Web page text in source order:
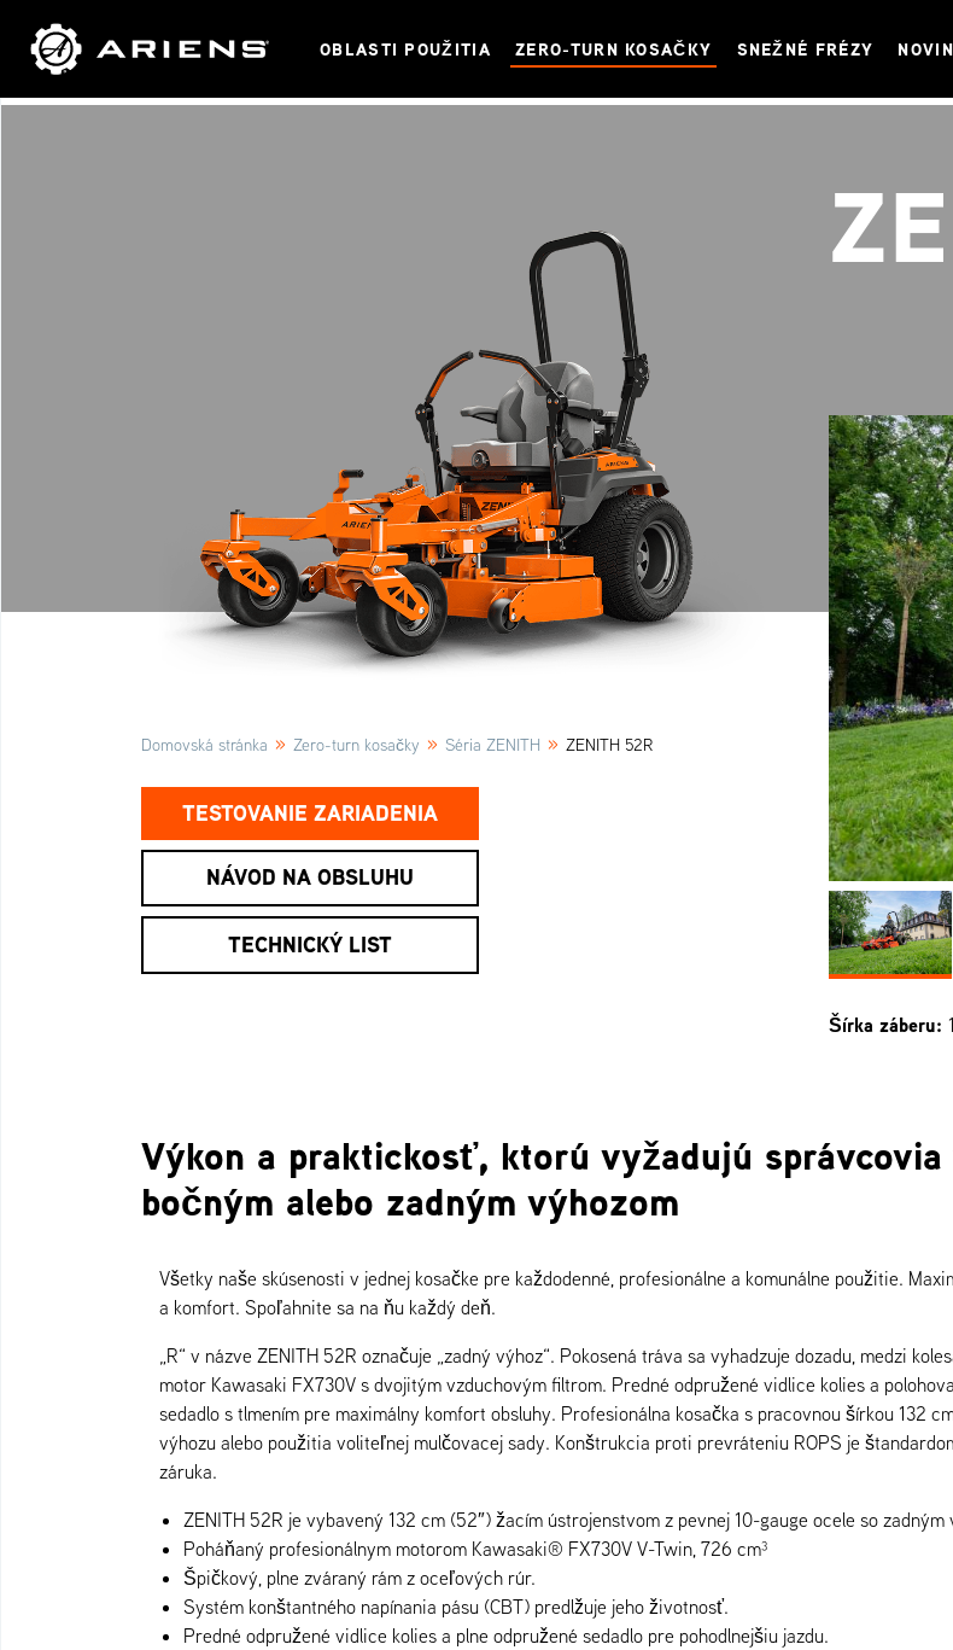
OBLASTI POUŽITIA ZERO-TURN KOSAČKY SNEŽNÉ FRÉZY
Domovská stránka » Zero-turn kosačky » Séria ZENITH » ZENITH 52R
TESTOVANIE ZARIADENIA
NÁVOD NA OBSLUHU
TECHNICKÝ LIST
Šírka záberu:
Výkon a praktickosť, ktorú vyžadujú
bočným alebo zadným výhozom
Všetky naše skúsenosti v jednej kosačke pre každodenné, profesionálne a komunálne použitie.
a komfort. Spoľahnite sa na ňu každý deň.
„R“ v názve ZENITH 52R označuje „zadný výhoz“. Pokosená tráva sa vyhadzuje dozadu, medzi
motor Kawasaki FX730V s dvojitým vzduchovým filtrom. Predné odpružené vidlice kolies a
sedadlo s tlmením pre maximálny komfort obsluhy. Profesionálna kosačka s pracovnou šírkou 132
výhozu alebo použitia voliteľnej mulčovacej sady. Konštrukcia proti prevráteniu ROPS je
záruka.
ZENITH 52R je vybavený 132 cm (52″) žacím ústrojenstvom z pevnej 10-gauge ocele so zadným
Poháňaný profesionálnym motorom Kawasaki® FX730V V-Twin, 726 cm³
Špičkový, plne zváraný rám z oceľových rúr.
Systém konštantného napínania pásu (CBT) predlžuje jeho životnosť.
Predné odpružené vidlice kolies a plne odpružené sedadlo pre pohodlnejšiu jazdu.